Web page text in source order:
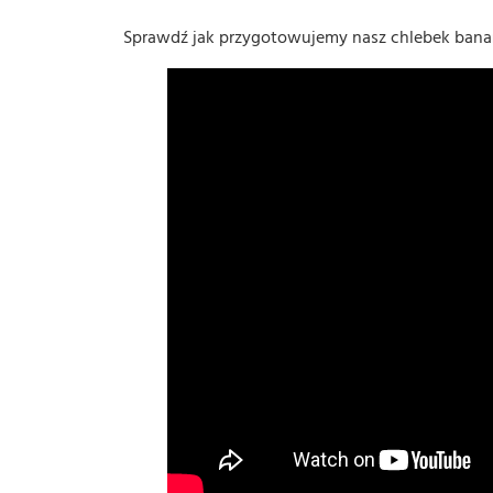
Sprawdź jak przygotowujemy nasz chlebek